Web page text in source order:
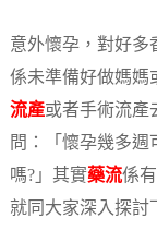
意外懷孕，對好多
係未準備好做媽媽
流產或者手術流產
問：「懷孕幾多週
嗎?」其實藥流係
就同大家深入探討